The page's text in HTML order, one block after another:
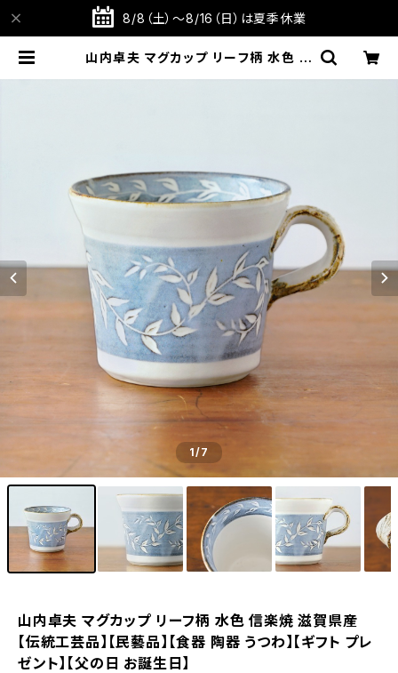
8/8（土）～8/16（日）は夏季休業
山内卓夫 マグカップ リーフ柄 水色 信
1/7
山内卓夫 マグカップ リーフ柄 水色 信楽焼 滋賀県産
【伝統工芸品】【民藝品】【食器 陶器 うつわ】【ギフト プレ
ゼント】【父の日 お誕生日】